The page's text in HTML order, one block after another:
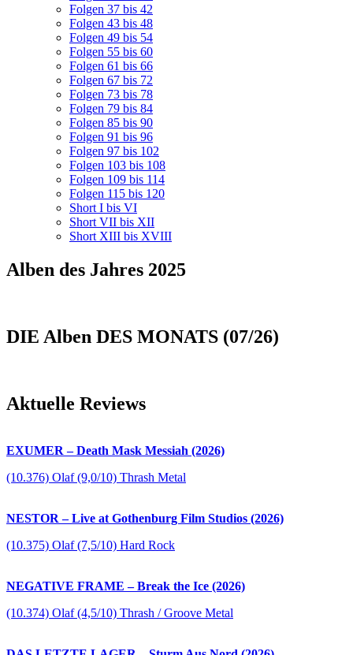
Folgen 37 bis 42
Folgen 43 bis 48
Folgen 49 bis 54
Folgen 55 bis 60
Folgen 61 bis 66
Folgen 67 bis 72
Folgen 73 bis 78
Folgen 79 bis 84
Folgen 85 bis 90
Folgen 91 bis 96
Folgen 97 bis 102
Folgen 103 bis 108
Folgen 109 bis 114
Folgen 115 bis 120
Short I bis VI
Short VII bis XII
Short XIII bis XVIII
Alben des Jahres 2025
DIE Alben DES MONATS (07/26)
Aktuelle Reviews
EXUMER – Death Mask Messiah (2026)
(10.376) Olaf (9,0/10) Thrash Metal
NESTOR – Live at Gothenburg Film Studios (2026)
(10.375) Olaf (7,5/10) Hard Rock
NEGATIVE FRAME – Break the Ice (2026)
(10.374) Olaf (4,5/10) Thrash / Groove Metal